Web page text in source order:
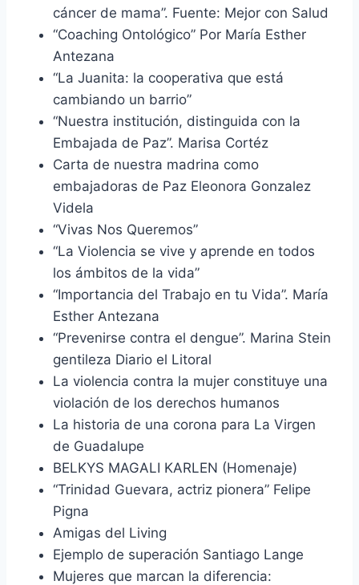
cáncer de mama”. Fuente: Mejor con Salud
“Coaching Ontológico” Por María Esther
Antezana
“La Juanita: la cooperativa que está
cambiando un barrio”
“Nuestra institución, distinguida con la
Embajada de Paz”. Marisa Cortéz
Carta de nuestra madrina como
embajadoras de Paz Eleonora Gonzalez
Videla
“Vivas Nos Queremos”
“La Violencia se vive y aprende en todos
los ámbitos de la vida”
“Importancia del Trabajo en tu Vida”. María
Esther Antezana
“Prevenirse contra el dengue”. Marina Stein
gentileza Diario el Litoral
La violencia contra la mujer constituye una
violación de los derechos humanos
La historia de una corona para La Virgen
de Guadalupe
BELKYS MAGALI KARLEN (Homenaje)
“Trinidad Guevara, actriz pionera” Felipe
Pigna
Amigas del Living
Ejemplo de superación Santiago Lange
Mujeres que marcan la diferencia: